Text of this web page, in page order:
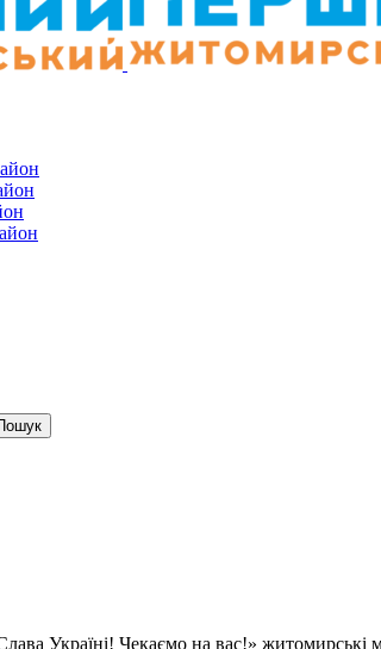
Україні! Чекаємо на вас!» житомирські